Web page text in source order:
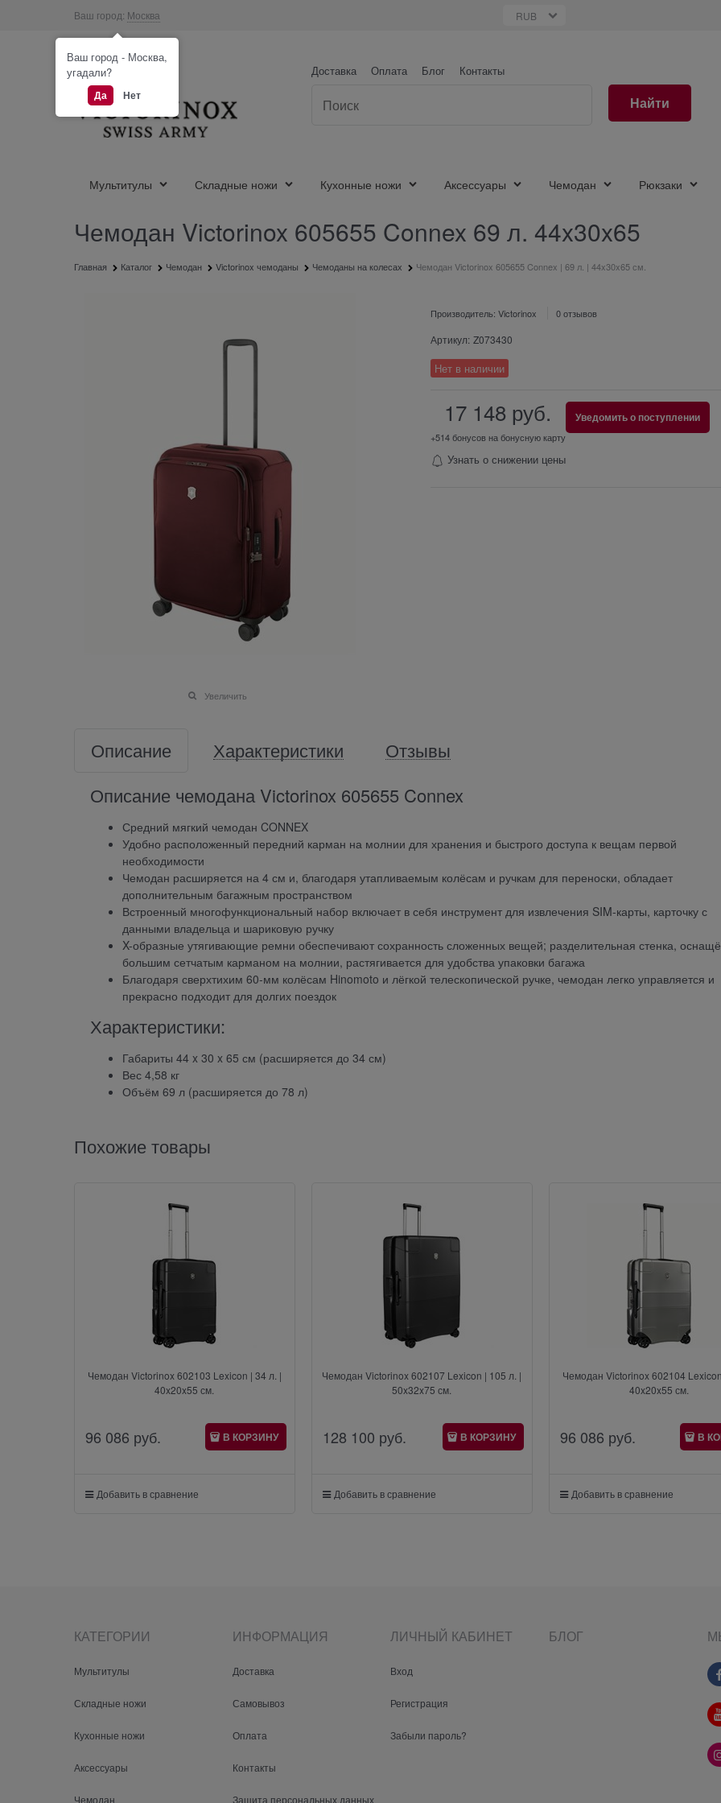
Ваш город: Москва
Доставка Оплата Блог Контакты
Найти
Мультитулы Складные ножи Кухонные ножи Аксессуары Чемодан Рюкзаки
Чемодан Victorinox 605655 Connex 69 л. 44x30x65
Главная Каталог Чемодан Victorinox чемоданы Чемоданы на колесах Чемодан Victorinox 605655 Connex | 69 л. | 44x30x65 см.
Увеличить
Производитель: Victorinox 0 отзывов
Артикул: Z073430
Нет в наличии
17 148 руб.
+514 бонусов на бонусную карту
Узнать о снижении цены
Уведомить о поступлении
Описание Характеристики
Отзывы
Описание чемодана Victorinox 605655 Connex
Средний мягкий чемодан CONNEX
Удобно расположенный передний карман на молнии для хранения и быстрого доступа к вещам первой
необходимости
Чемодан расширяется на 4 см и, благодаря утапливаемым колёсам и ручкам для переноски, обладает
дополнительным багажным пространством
Встроенный многофункциональный набор включает в себя инструмент для извлечения SIM-карты, карточку с
данными владельца и шариковую ручку
X-образные утягивающие ремни обеспечивают сохранность сложенных вещей; разделительная стенка,
большим сетчатым карманом на молнии, растягивается для удобства упаковки багажа
Благодаря сверхтихим 60-мм колёсам Hinomoto и лёгкой телескопической ручке, чемодан легко управляется и
прекрасно подходит для долгих поездок
Характеристики:
Габариты 44 x 30 x 65 см (расширяется до 34 см)
Вес 4,58 кг
Объём 69 л (расширяется до 78 л)
Похожие товары
Чемодан Victorinox 602103 Lexicon | 34 л. |
40x20x55 см.
96 086 руб. В КОРЗИНУ
Добавить в сравнение
Чемодан Victorinox 602107 Lexicon | 105 л. |
50x32x75 см.
128 100 руб. В КОРЗИНУ
Добавить в сравнение
Чемодан Victorinox 602104
40x20x55 см.
96 086 руб. В
Добавить в сравнение
КАТЕГОРИИ
Мультитулы
Складные ножи
Кухонные ножи
Аксессуары
Чемодан
ИНФОРМАЦИЯ
Доставка
Самовывоз
Оплата
Контакты
Защита персональных данных
ЛИЧНЫЙ КАБИНЕТ
Вход
Регистрация
Забыли пароль?
БЛОГ
Ваш город - Москва,
угадали?
Да Нет